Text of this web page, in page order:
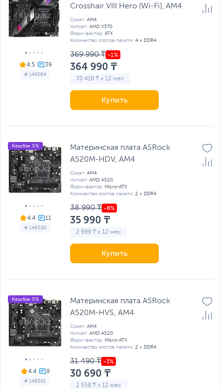
4.5
# 149084
Crosshair VIII Hero (Wi-Fi), AM4
Сокет: AM4
Чипсет: AMD X570
Форм-фактор: ATX
Количество слотов памяти: 4 x DDR4
369 990 ₸
364 990 ₸
30 416 ₸ x 12 мес
Купить
4.4
# 149300
Кешбэк 5%
Материнская плата ASRock
A520M-HDV, AM4
Сокет: AM4
Чипсет: AMD A520
Форм-фактор: Micro-ATX
Количество слотов памяти: 2 x DDR4
38 990 ₸
35 990 ₸
2 999 ₸ x 12 мес
Купить
4.4
# 149301
Кешбэк 5%
Материнская плата ASRock
A520M-HVS, AM4
Сокет: AM4
Чипсет: AMD A520
Форм-фактор: Micro-ATX
Количество слотов памяти: 2 x DDR4
31 490 ₸
30 690 ₸
2 558 ₸ x 12 мес